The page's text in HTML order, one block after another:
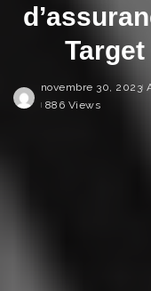
novembre 30, 2023
886 Views